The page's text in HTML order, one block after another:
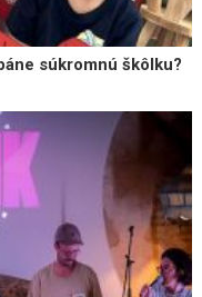
súkromnú škôlku?